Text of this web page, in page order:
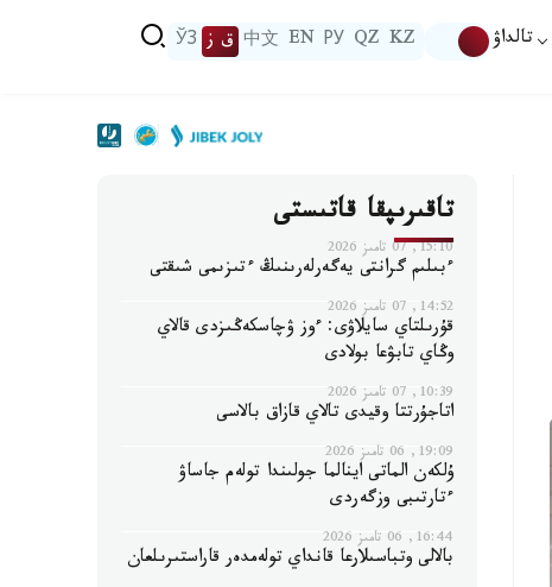
تالداۋ KZ
QZ
РУ
EN
中文 ق ز ЎЗ
تاقىرىپقا قاتىستى
15:10, 07 تامىز 2026
ءبىلىم گرانتى يەگەرلەرىنىڭ ءتىزىمى شىقتى
14:52, 07 تامىز 2026
قۇرىلتاي سايلاۋى: ءوز ۋچاسكەڭىزدى قالاي
وڭاي تابۋعا بولادى
10:39, 07 تامىز 2026
اتاجۇرتتا وقيدى تالاي قازاق بالاسى
19:09, 06 تامىز 2026
ۇلكەن الماتى اينالما جولىندا تولەم جاساۋ
ءتارتىبى وزگەردى
16:44, 06 تامىز 2026
بالالى وتباسىلارعا قانداي تولەمدەر قاراستىرىلعان